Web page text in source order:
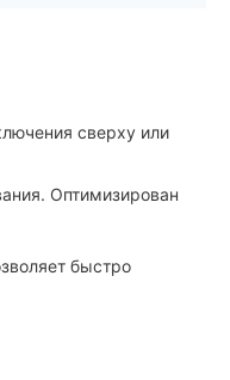
сверху или
Оптимизирован
быстро